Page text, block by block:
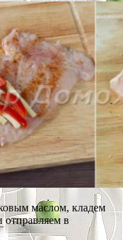
маслом, кладем
в